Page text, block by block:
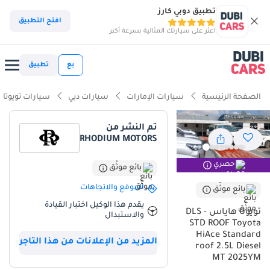
تطبيق دوبي كارز
اعثر على سيارتك المثالية بسرعة أكبر
افتح التطبيق
بع تطبيق
الصفحة الرئيسية سيارات الإمارات سيارات دبي سيارات تويوتا
حصري
بائع موثّق
تويوتا هاياس DLS -
STD ROOF Toyota
HiAce Standard
roof 2.5L Diesel
MT 2025YM
تم النشر من
RHODIUM MOTORS
بائع موثّق
الموقع والاتجاهات
يقدم هذا الوكيل اختبار القيادة
والاستبدال
المزيد من الإعلانات من هذا التاجر
ذكاء دوبي كارز
ذكاء دوبيكارز
سعة 7 مقاعد أو أكثر مع مقاعد الكابتن
أقل معدل استهلاك في فئته
أقل تكلفة تشغيل في فئتها
ملخص
أساسي للشركات أو العائلات الكبيرة التي تتطلب أقصى درجات الموثوقية.
وباعتبارها طراز 2025، فإنها توفر أعلى إمكانية لإعادة البيع في دول مجلس
التعاون الخليجي، لا سيما مع لونها الأبيض الكلاسيكي الخارجي، وهو اللون